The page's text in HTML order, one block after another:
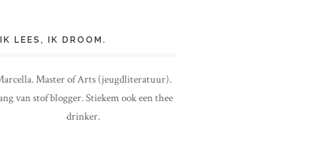
IK LEES, IK DROOM.
Master of Arts (jeugdliteratuur).
van stof blogger. Stiekem ook een thee
drinker.